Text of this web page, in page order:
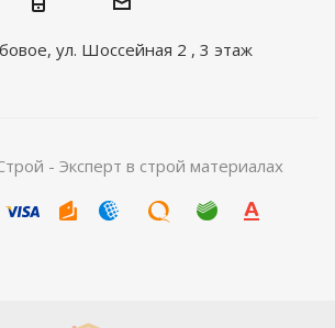
ул. Шоссейная 2 , 3 этаж
- Эксперт в строй материалах